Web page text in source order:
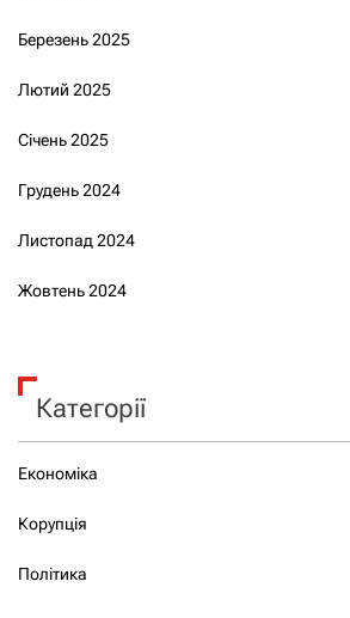
Березень 2025
Лютий 2025
Січень 2025
Грудень 2024
Листопад 2024
Жовтень 2024
Категорії
Економіка
Корупція
Політика